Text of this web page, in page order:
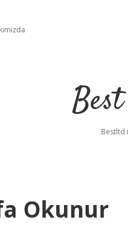
Bestltd
Okunur